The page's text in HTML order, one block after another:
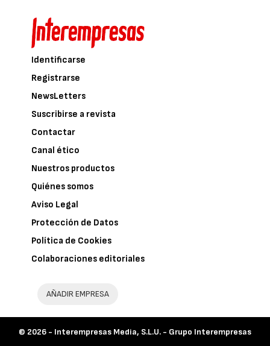
Identificarse
Registrarse
NewsLetters
Suscribirse a revista
Contactar
Canal ético
Nuestros productos
Quiénes somos
Aviso Legal
Protección de Datos
Política de Cookies
Colaboraciones editoriales
AÑADIR EMPRESA
© 2026 - Interempresas Media, S.L.U. - Grupo Interempresas